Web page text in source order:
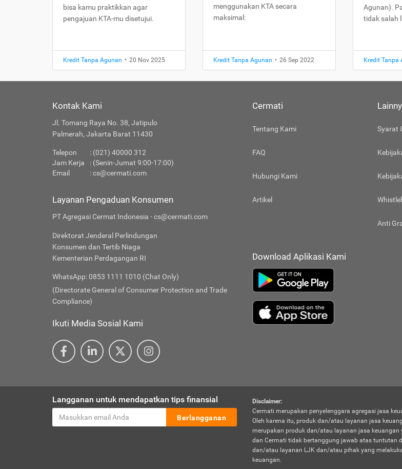
bisa kamu praktikkan agar
pengajuan KTA-mu disetujui.
Kredit Tanpa Agunan • 20 Nov 2025
menggunakan KTA secara
maksimal:
Kredit Tanpa Agunan • 26 Sep 2022
Agunan).
tidak salah
Kredit Tanpa
Kontak Kami
Jl. Tomang Raya No. 38, Jatipulo
Palmerah, Jakarta Barat 11430
Telepon
: (021) 40000 312
Jam Kerja
: (Senin-Jumat 9:00-17:00)
Email
:cs@cermati.com
Layanan Pengaduan Konsumen
PT Agregasi Cermat Indonesia - cs@cermati.com
Direktorat Jenderal Perlindungan
Konsumen dan Tertib Niaga
Kementerian Perdagangan RI
WhatsApp: 0853 1111 1010 (Chat Only)
(Directorate General of Consumer Protection and Trade
Compliance)
Ikuti Media Sosial Kami
Cermati
Tentang Kami
FAQ
Hubungi Kami
Artikel
Syarat
Anti
Download Aplikasi Kami
Langganan untuk mendapatkan tips finansial
Berlangganan
Disclaimer:
Cermati merupakan penyelenggara agregasi jasa
Oleh karena itu, produk dan/atau layanan jasa
merupakan produk dan/atau layanan jasa keuangan
dan Cermati tidak bertanggung jawab atas tuntutan
dan/atau layanan LJK dan/atau pihak yang
keuangan.